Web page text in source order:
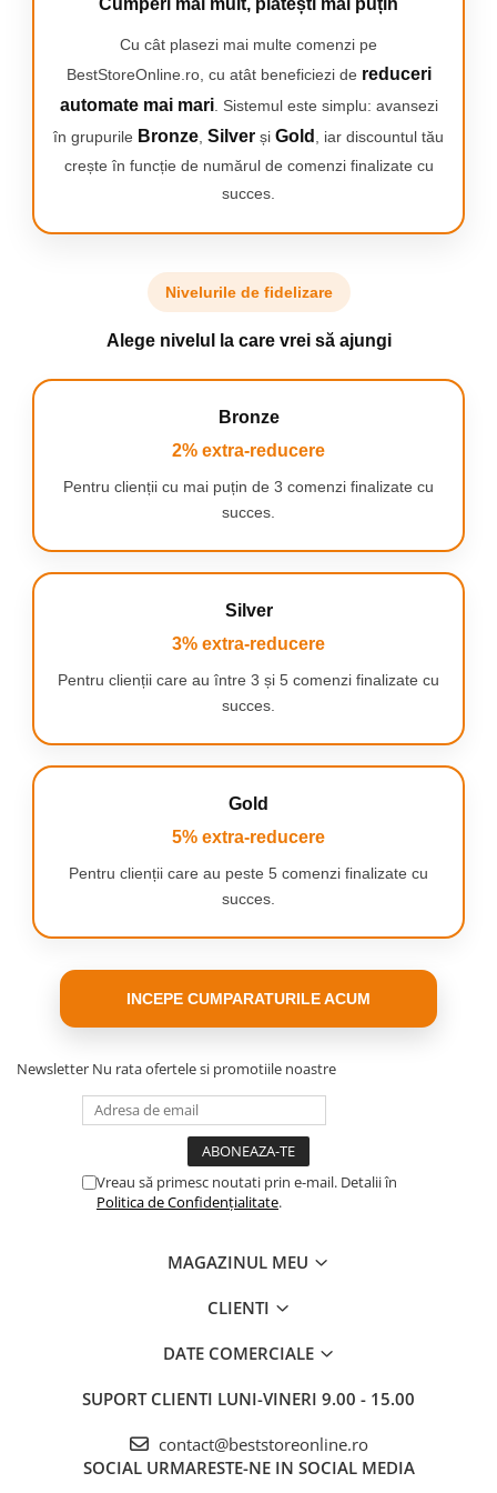
2 x carabiniere durabile cu sistem de blocare
2 x plasturi autoadezivi
Bandaj de prim ajutor (5 cm x 4,5 m)
Pătură de urgență (130 x 210 cm)
Coardă paracord (3 m)
Instrument tip stea cu biți (18 în 1)
Fierăstrău cu sârmă
Suport pentru sticlă cu velcro
Principalele avantaje ale
setului:
Universal– include toate uneltele esențiale pentru
supraviețuire, într-un singur kit compact
⭐
meteo dificile
– permite organizarea eficientă și
transportul ușor al întregului set
Ideal pentru cadou– alegerea perfectă pentru pasionații de
Mai jos găsiți descrierea
componentelor incluse:
Bandaj de prim ajutor
rănilor. Ajută la menținerea curată a zonei afectate și la
prevenirea infecțiilor.
2 x plasturi autoadezivi
Cumperi mai mult, plătești mai puțin
Cu cât plasezi mai multe comenzi pe
BestStoreOnline.ro, cu atât beneficiezi de reduceri
automate mai mari. Sistemul este simplu: avansezi
în grupurile Bronze Silver și Gold
, iar discountul tău
crește în funcție de numărul de comenzi finalizate cu
succes.
Nivelurile de fidelizare
Alege nivelul la care vrei să ajungi
Bronze
2% extra-reducere
Pentru clienții cu mai puțin de 3 comenzi finalizate cu
succes.
Silver
3% extra-reducere
Pentru clienții care au între 3 și 5 comenzi finalizate cu
succes.
Gold
5% extra-reducere
Pentru clienții care au peste 5 comenzi finalizate cu
succes.
INCEPE CUMPARATURILE ACUM
Newsletter Nu rata ofertele si promotiile noastre
Vreau să primesc noutati prin e-mail. Detalii în
Politica de Confidențialitate.
MAGAZINUL MEU
CLIENTI
DATE COMERCIALE
SUPORT CLIENTI LUNI-VINERI 9.00 - 15.00
contact@beststoreonline.ro
SOCIAL URMARESTE-NE IN SOCIAL MEDIA